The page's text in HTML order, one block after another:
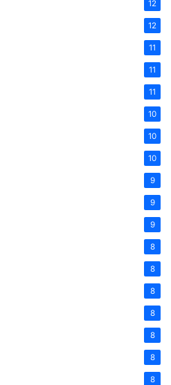
12
12
11
11
11
10
10
10
9
9
9
8
8
8
8
8
8
8